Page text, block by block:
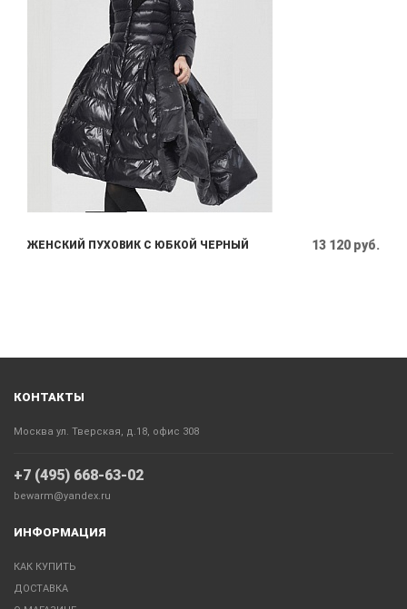
ЖЕНСКИЙ ПУХОВИК С ЮБКОЙ ЧЕРНЫЙ 13 120 руб.
КОНТАКТЫ
Москва ул. Тверская, д.18, офис 308
+7 (495) 668-63-02
bewarm@yandex.ru
ИНФОРМАЦИЯ
КАК КУПИТЬ
ДОСТАВКА